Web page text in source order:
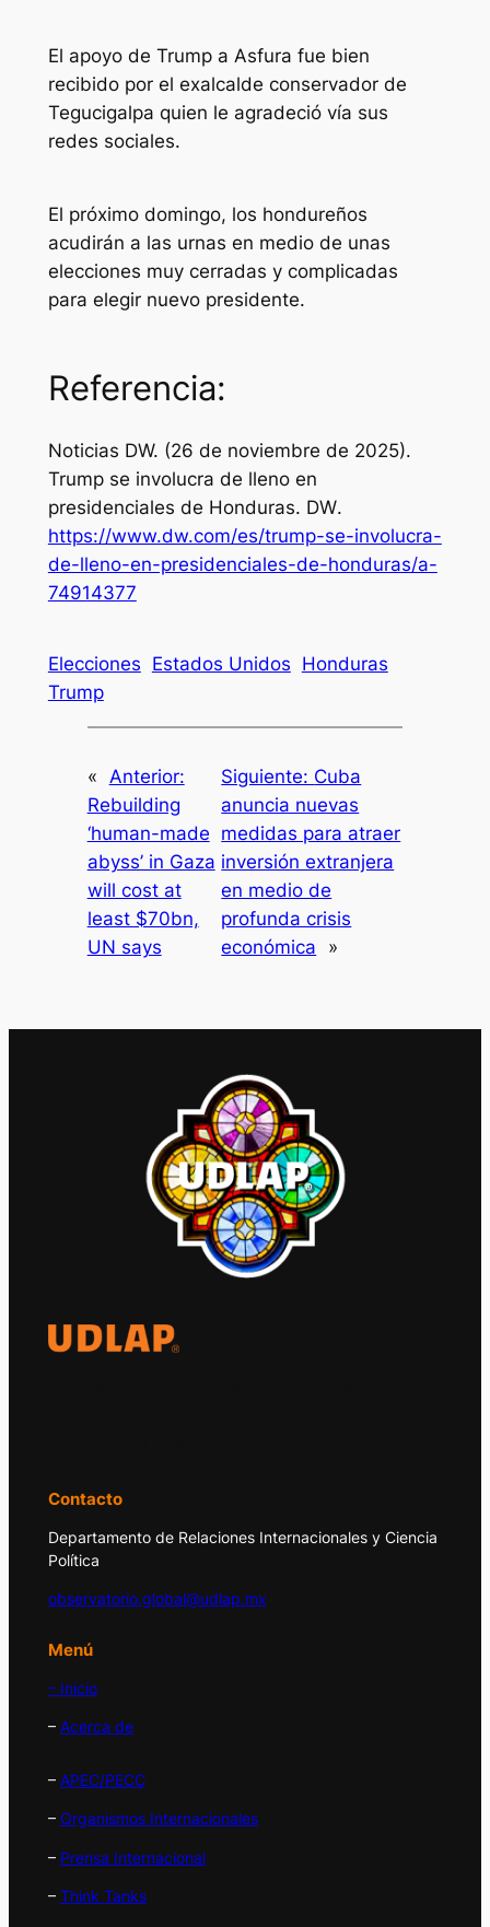
El apoyo de Trump a Asfura fue bien
recibido por el exalcalde conservador de
Tegucigalpa quien le agradeció vía sus
redes sociales.
El próximo domingo, los hondureños
acudirán a las urnas en medio de unas
elecciones muy cerradas y complicadas
para elegir nuevo presidente.
Referencia:
Noticias DW. (26 de noviembre de 2025).
Trump se involucra de lleno en
presidenciales de Honduras. DW.
https://www.dw.com/es/trump-se-involucra-
de-lleno-en-presidenciales-de-honduras/a-
74914377
Elecciones Estados Unidos Honduras
Trump
«
Anterior:
Rebuilding
‘human-made
abyss’ in Gaza
will cost at
least $70bn,
UN says
Siguiente: Cuba
anuncia nuevas
medidas para atraer
inversión extranjera
en medio de
profunda crisis
económica
»
Contacto
Departamento de Relaciones Internacionales y Ciencia
Política
observatorio.global@udlap.mx
Menú
– Inicio
– Acerca de
– APEC/PECC
– Organismos Internacionales
– Prensa Internacional
– Think Tanks